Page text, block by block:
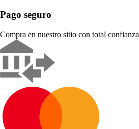
Pago seguro
Compra en nuestro sitio con total confianza